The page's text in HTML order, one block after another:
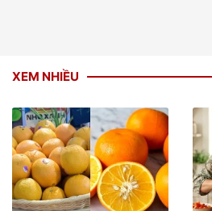
XEM NHIỀU